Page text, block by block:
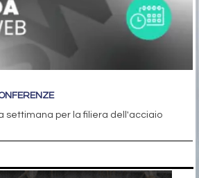
settimana per la filiera dell'acciaio